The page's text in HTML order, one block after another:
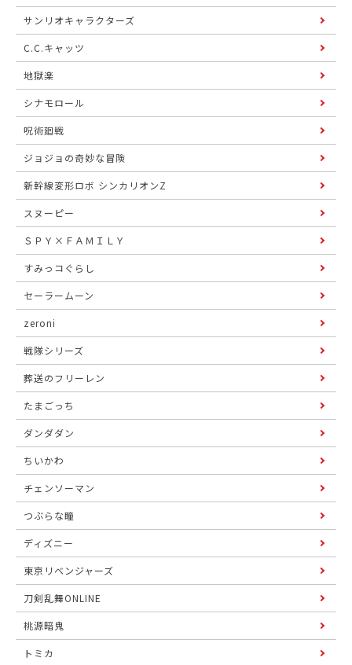
サンリオキャラクターズ
C.C.キャッツ
地獄楽
シナモロール
呪術廻戦
ジョジョの奇妙な冒険
新幹線変形ロボ シンカリオンZ
スヌーピー
ＳＰＹ×ＦＡＭＩＬＹ
すみっコぐらし
セーラームーン
zeroni
戦隊シリーズ
葬送のフリーレン
たまごっち
ダンダダン
ちいかわ
チェンソーマン
つぶらな瞳
ディズニー
東京リベンジャーズ
刀剣乱舞ONLINE
桃源暗鬼
トミカ